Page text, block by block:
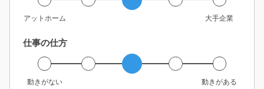
アットホーム 大手企業
仕事の仕方
動きがない 動きがある